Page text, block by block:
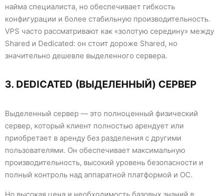
найма специалиста, но обеспечивает гибкость
конфигурации и более стабильную производительность.
VPS часто рассматривают как «золотую середину» между
Shared и Dedicated: он стоит дороже Shared, но
значительно дешевле выделенного сервера.
3. DEDICATED (ВЫДЕЛЕННЫЙ) СЕРВЕР
Выделенный сервер — это полноценный физический
сервер, который клиент полностью арендует или
приобретает в аренду без разделения с другими
пользователями. Он обеспечивает максимальную
производительность, высокий уровень безопасности и
полный контроль над аппаратной платформой и ОС.